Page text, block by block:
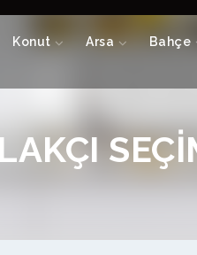
Konut Arsa Bahçe